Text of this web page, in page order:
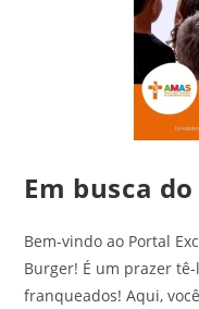
Em busca
Bem-vindo ao Portal
Burger! É um prazer
franqueados! Aqui,